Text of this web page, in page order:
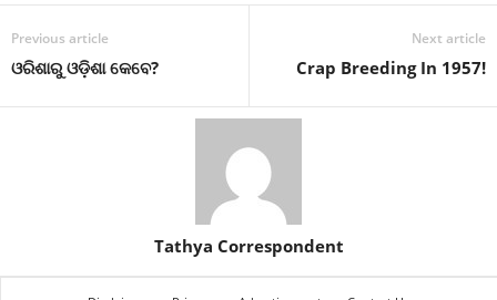
Previous article
ଓରିଶାରୁ ଓଡ଼ିଶା କେବେ?
Next article
Crap Breeding In 1957!
Tathya Correspondent